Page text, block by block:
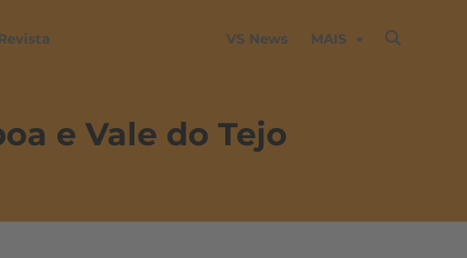
VS News MAIS
e Vale do Tejo